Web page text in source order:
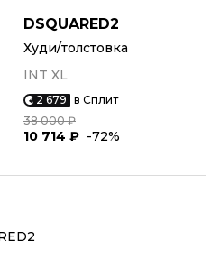
DSQUARED2
Худи/толстовка
INT XL
2 679 в Сплит
38 000 ₽
10 714 ₽ -72%